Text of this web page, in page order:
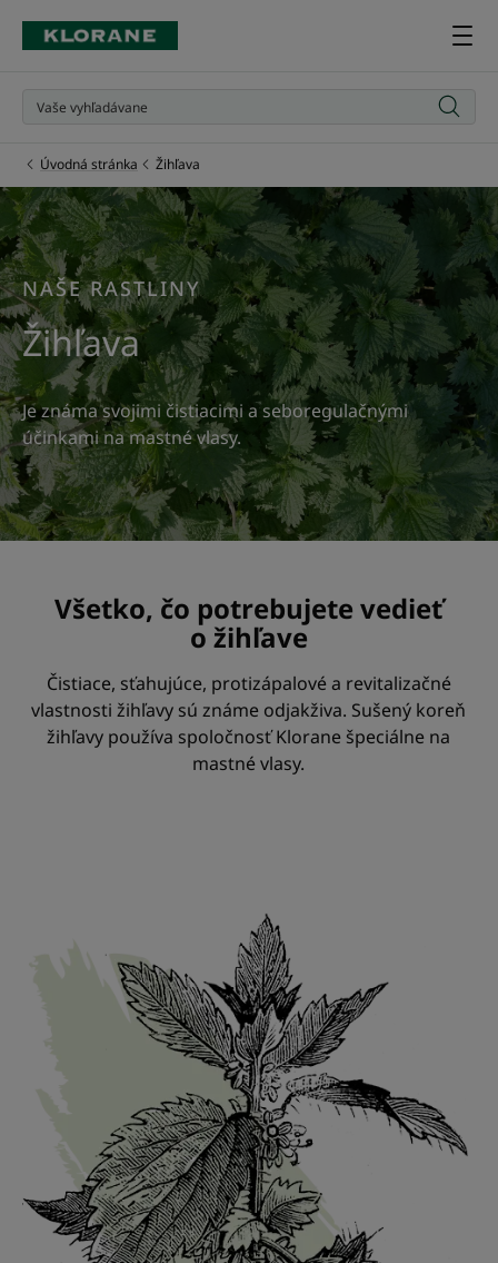
Úvodná stránka Žihľava
NAŠE RASTLINY
Žihľava
Je známa svojimi čistiacimi a seboregulačnými
účinkami na mastné vlasy.
Všetko, čo potrebujete vedieť
o žihľave
Čistiace, sťahujúce, protizápalové a revitalizačné
vlastnosti žihľavy sú známe odjakživa. Sušený koreň
žihľavy používa spoločnosť Klorane špeciálne na
mastné vlasy.